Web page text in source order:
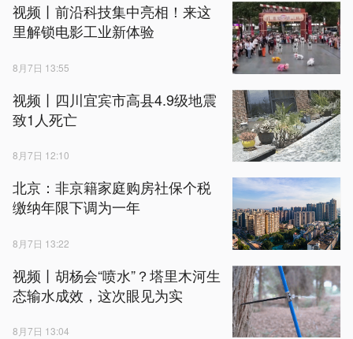
视频丨前沿科技集中亮相！来这
里解锁电影工业新体验
8月7日 13:55
视频丨四川宜宾市高县4.9级地震
致1人死亡
8月7日 12:10
北京：非京籍家庭购房社保个税
缴纳年限下调为一年
8月7日 13:22
视频丨胡杨会“喷水”？塔里木河生
态输水成效，这次眼见为实
8月7日 13:04